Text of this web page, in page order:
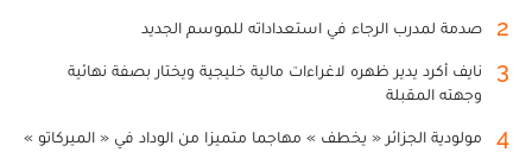
2 صدمة لمدرب الرجاء في استعداداته للموسم الجديد
3
نايف أكرد يدير ظهره لاغراءات مالية خليجية ويختار بصفة نهائية
وجهته المقبلة
4 مولودية الجزائر « يخطف » مهاجما متميزا من الوداد في « الميركاتو »